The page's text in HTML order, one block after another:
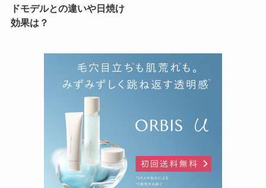
ドモデルとの違いや日焼け
効果は？